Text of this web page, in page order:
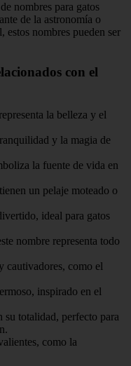
nombres para gatos
de la astronomía o
estos nombres pueden ser
con el
la belleza y el
y la magia de
la fuente de vida en
un pelaje moteado o
ideal para gatos
nombre representa todo
cautivadores, como el
inspirado en el
su totalidad, perfecto para
como la